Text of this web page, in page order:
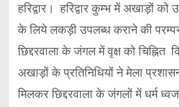
हरिद्वार। हरिद्वार कुम्भ में अखाड़ों को
के लिये लकड़ी उपलब्ध कराने की
छिद्दरवाला के जंगल में वृक्ष को चिह्नित
अखाड़ों के प्रतिनिधियों ने मेला
मिलकर छिद्दरवाला के जंगलों में धर्म